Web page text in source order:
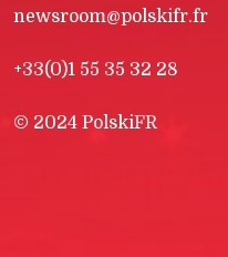
newsroom@polskifr.fr
+33(0)1 55 35 32 28
© 2024 PolskiFR